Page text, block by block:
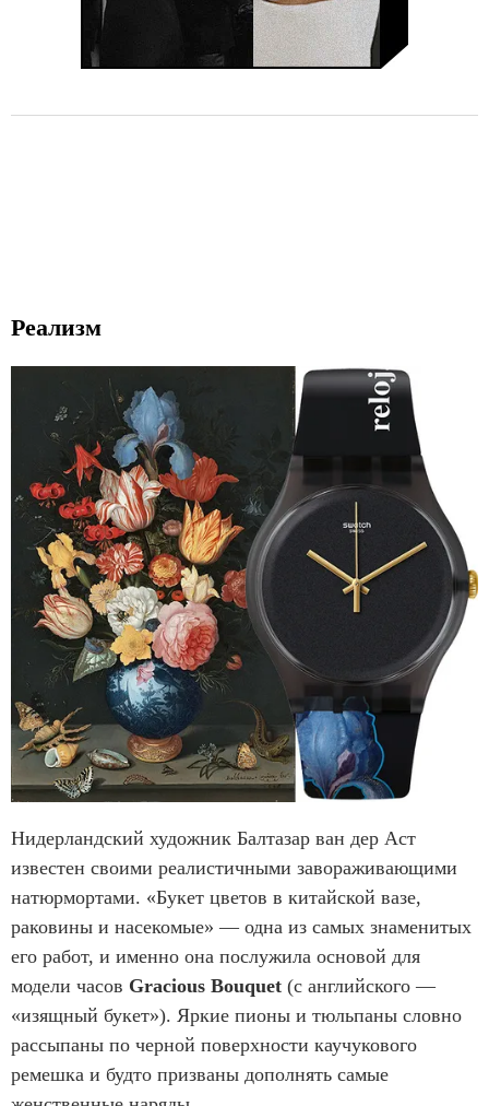
Реализм
Нидерландский художник Балтазар ван дер Аст
известен своими реалистичными завораживающими
натюрмортами. «Букет цветов в китайской вазе,
раковины и насекомые» — одна из самых знаменитых
его работ, и именно она послужила основой для
модели часов Gracious Bouquet (с английского —
«изящный букет»). Яркие пионы и тюльпаны словно
рассыпаны по черной поверхности каучукового
ремешка и будто призваны дополнять самые